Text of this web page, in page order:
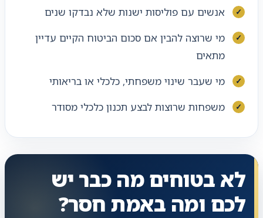
אנשים עם פוליסות ישנות שלא נבדקו שנים
מי שרוצה להבין אם סכום הביטוח הקיים עדיין
מתאים
מי שעבר שינוי משפחתי, כלכלי או בריאותי
משפחות שרוצות לבצע תכנון כלכלי מסודר
לא בטוחים מה כבר יש
לכם ומה באמת חסר?